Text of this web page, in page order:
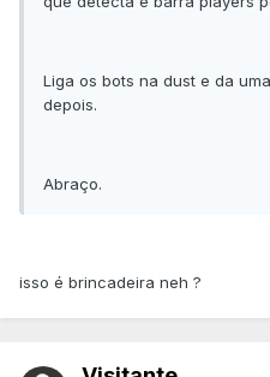
Liga os bots na dust e da
depois.
Abraço.
isso é brincadeira neh ?